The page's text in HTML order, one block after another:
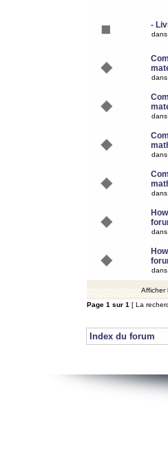
-
dans
dans
dans
dans
dans
dans
dans
Afficher
Page 1 sur 1 [ La
Index du forum